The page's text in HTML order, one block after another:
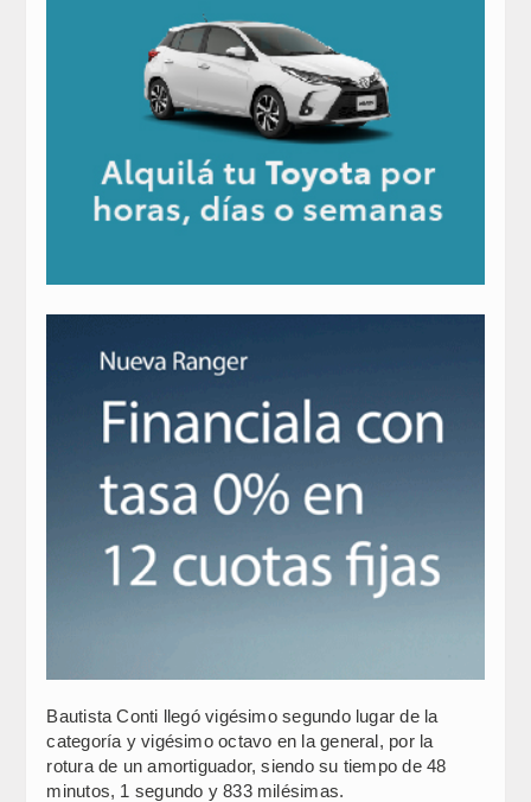
Bautista Conti llegó vigésimo segundo lugar de la
categoría y vigésimo octavo en la general, por la
rotura de un amortiguador, siendo su tiempo de 48
minutos, 1 segundo y 833 milésimas.